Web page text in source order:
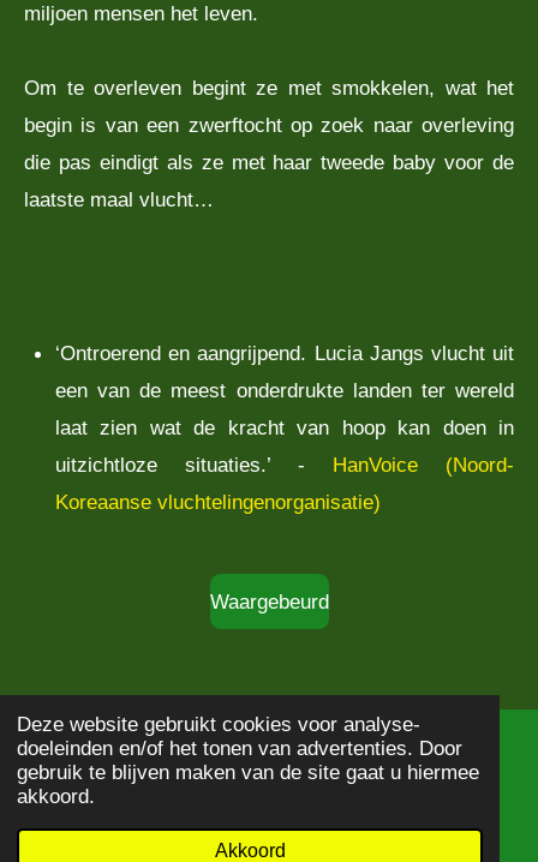
Deze website gebruikt cookies voor analyse-
doeleinden en/of het tonen van advertenties. Door
gebruik te blijven maken van de site gaat u hiermee
akkoord.
Akkoord
miljoen mensen het leven.
Om te overleven begint ze met smokkelen, wat het
begin is van een zwerftocht op zoek naar overleving
die pas eindigt als ze met haar tweede baby voor de
laatste maal vlucht…
‘Ontroerend en aangrijpend. Lucia Jangs vlucht uit
een van de meest onderdrukte landen ter wereld
laat zien wat de kracht van hoop kan doen in
uitzichtloze situaties.’ - HanVoice (Noord-
Koreaanse vluchtelingenorganisatie)
Waargebeurd
© 2020 - 2026Boekbeschrijving
Powered byJouwWeb